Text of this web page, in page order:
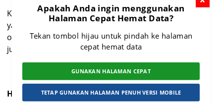
Apakah Anda ingin menggunakan
Halaman Cepat Hemat Data?
Tekan tombol hijau untuk pindah ke halaman
cepat hemat data
GUNAKAN HALAMAN CEPAT
TETAP GUNAKAN HALAMAN PENUH VERSI MOBILE
Konsep ini memberikan sensasi menikmati pastry
yang benar-benar fresh seperti baru keluar dari
oven. Selain itu, sistem self-service yang diterapkan
juga membuat pengalaman lebih praktis dan santai.
Harga Menu & Value for Money